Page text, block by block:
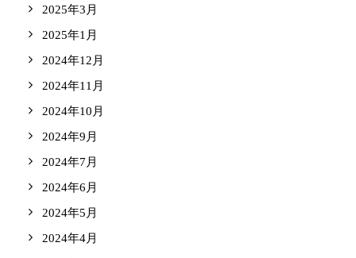
2025年3月
2025年1月
2024年12月
2024年11月
2024年10月
2024年9月
2024年7月
2024年6月
2024年5月
2024年4月